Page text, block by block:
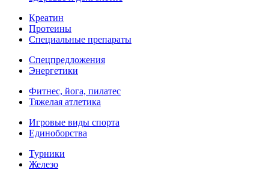
Креатин
Протеины
Специальные препараты
Спецпредложения
Энергетики
Фитнес, йога, пилатес
Тяжелая атлетика
Игровые виды спорта
Единоборства
Турники
Железо